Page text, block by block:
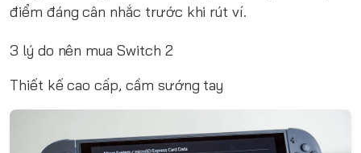
điểm đáng cân nhắc trước khi rút ví.
3 lý do nên mua Switch 2
Thiết kế cao cấp, cầm sướng tay